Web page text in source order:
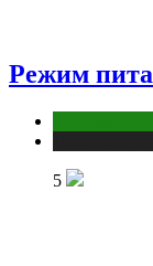
Режим
5